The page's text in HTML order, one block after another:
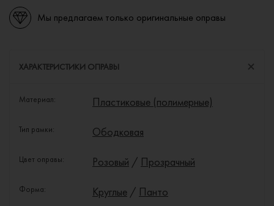
Мы предлагаем только оригинальные оправы
ХАРАКТЕРИСТИКИ ОПРАВЫ
Материал: Пластиковые (полимерные)
Тип рамки: Ободковая
Цвет оправы: Розовый / Прозрачный
Форма: Круглые / Панто